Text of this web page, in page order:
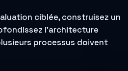
ciblée, construisez un
l'architecture
processus doivent